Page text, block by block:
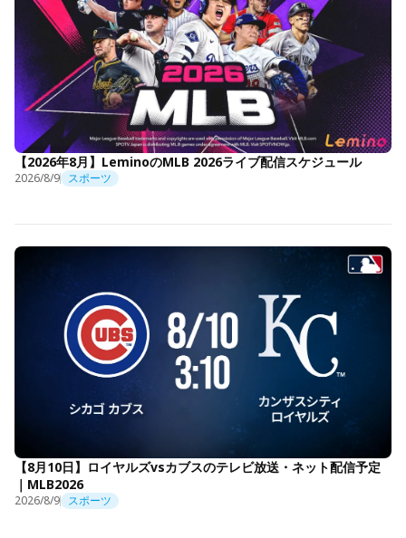
【2026年8月】LeminoのMLB 2026ライブ配信スケジュール
2026/8/9 スポーツ
【8月10日】ロイヤルズvsカブスのテレビ放送・ネット配信予定
｜MLB2026
2026/8/9 スポーツ